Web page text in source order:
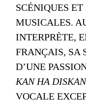
SCÉNIQUES
MUSICALES.
INTERPRÈTE,
FRANÇAIS, SA
D’UNE
KAN HA DISKAN
VOCALE